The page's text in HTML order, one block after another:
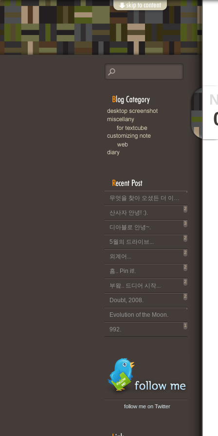
무엇을 찾아 오셨든 더 이상 이 블로그는 운영되지 않습니다..
산사자 안녕! :).
2
디아블로 안녕~.
3
5월의 드라이브...
2
외계어...
2
흠.. Pin it!.
2
부왘.. 드디어 시작...
2
Doubt, 2008.
2
Evolution of the Moon.
992.
1
follow me on Twitter